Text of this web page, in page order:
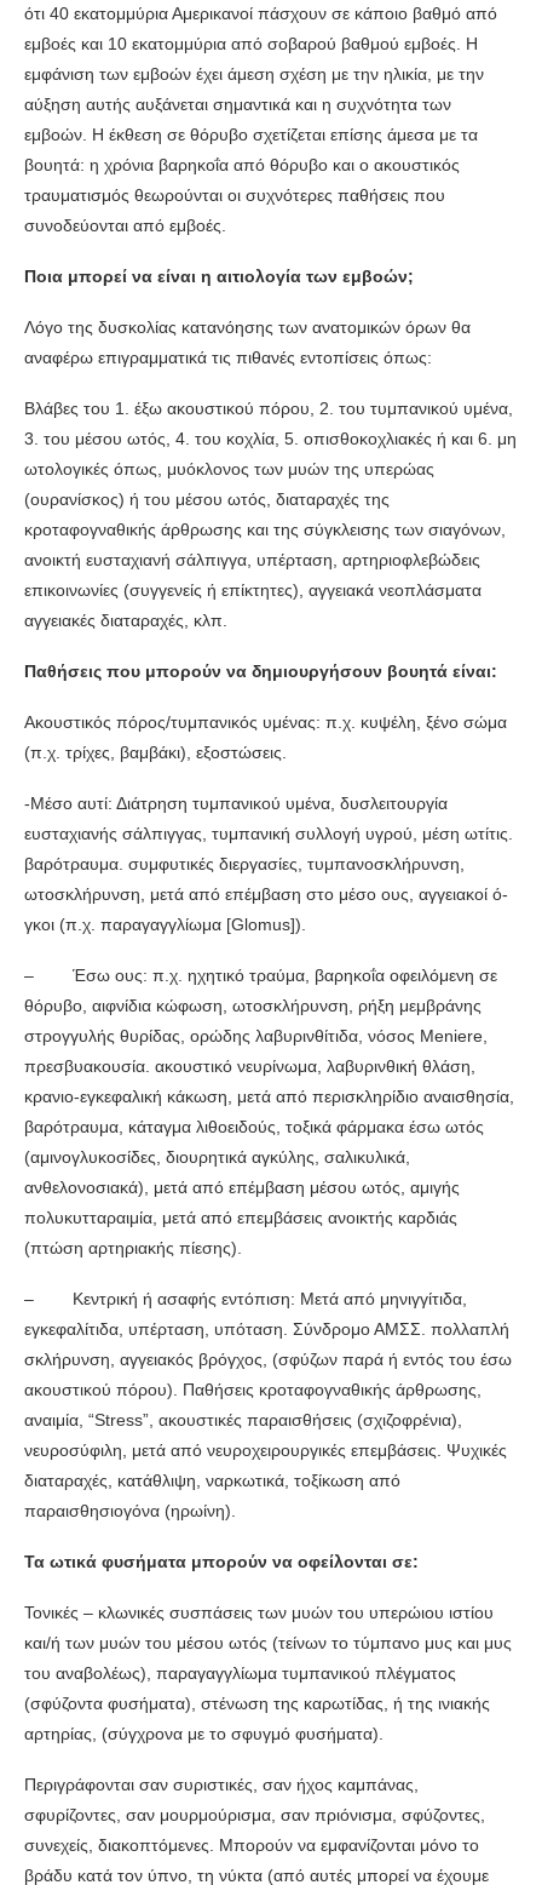
ότι 40 εκατομμύρια Αμερικανοί πάσχουν σε κάποιο βαθμό από
εμβοές και 10 εκατομμύρια από σοβαρού βαθμού εμβοές. Η
εμφάνιση των εμβοών έχει άμεση σχέση με την ηλικία, με την
αύξηση αυτής αυξάνεται σημαντικά και η συχνότητα των
εμβοών. Η έκθεση σε θόρυβο σχετίζε­ται επίσης άμεσα με τα
βουητά: η χρόνια βαρηκοΐα από θόρυβο και ο ακουστικός
τραυματισμός θεωρούνται οι συχνότερες παθήσεις που
συνοδεύονται από εμβοές.
Ποια μπορεί να είναι η αιτιολογία των εμβοών;
Λόγο της δυσκολίας κατανόησης των ανατομικών όρων θα
αναφέρω επιγραμματικά τις πιθανές εντοπίσεις όπως:
Βλάβες του 1. έξω ακουστικού πόρου, 2. του τυμπανικού υμένα,
3. του μέσου ωτός, 4. του κοχλία, 5. οπισθοκοχλιακές ή και 6. μη
ωτολογικές όπως, μυόκλονος των μυών της υπερώας
(ουρανίσκος) ή του μέσου ωτός, διαταραχές της
κροταφογναθικής άρθρωσης και της σύγκλεισης των σιαγόνων,
ανοικτή ευσταχιανή σάλπιγγα, υπέρταση, αρτηριοφλεβώδεις
επικοινωνίες (συγγενείς ή επίκτητες), αγγειακά νεοπλάσματα
αγγειακές διαταραχές, κλπ.
Παθήσεις που μπορούν να δημιουργήσουν βουητά είναι:
Ακουστικός πόρος/τυμπανικός υμένας: π.χ. κυψέλη, ξένο σώμα
(π.χ. τρίχες, βαμβά­κι), εξοστώσεις.
-Μέσο αυτί: Διάτρηση τυμπανικού υμένα, δυσλειτουργία
ευσταχιανής σάλπιγγας, τυμπανική συλλογή υγρού, μέση ωτίτις.
βαρότραυμα. συμφυτικές διεργασίες, τυ­μπανοσκλήρυνση,
ωτοσκλήρυνση, μετά από επέμβαση στο μέσο ους, αγγειακοί ό­
γκοι (π.χ. παραγαγγλίωμα [Glomus]).
– Έσω ους: π.χ. ηχητικό τραύμα, βαρηκοΐα οφειλόμενη σε
θόρυβο, αιφνίδια κώφω­ση, ωτοσκλήρυνση, ρήξη μεμβράνης
στρογγυλής θυρίδας, ορώδης λαβυρινθίτιδα, νόσος Meniere,
πρεσβυακουσία. ακουστικό νευρίνωμα, λαβυρινθική θλάση,
κρανιο-εγκεφαλική κάκωση, μετά από περισκληρίδιο αναισθησία,
βαρότραυμα, κάταγμα λιθοει­δούς, τοξικά φάρμακα έσω ωτός
(αμινογλυκοσίδες, διουρητικά αγκύλης, σαλικυλι­κά,
ανθελονοσιακά), μετά από επέμβαση μέσου ωτός, αμιγής
πολυκυτταραιμία, με­τά από επεμβάσεις ανοικτής καρδιάς
(πτώση αρτηριακής πίεσης).
– Κεντρική ή ασαφής εντόπιση: Μετά από μηνιγγίτιδα,
εγκεφαλίτιδα, υπέρταση, υπό­ταση. Σύνδρομο ΑΜΣΣ. πολλαπλή
σκλήρυνση, αγγειακός βρόγχος, (σφύζων παρά ή εντός του έσω
ακουστικού πόρου). Παθήσεις κροταφογναθικής άρθρωσης,
αναι­μία, “Stress”, ακουστικές παραισθήσεις (σχιζοφρένια),
νευροσύφιλη, μετά από νευ­ροχειρουργικές επεμβάσεις. Ψυχικές
διαταραχές, κατάθλιψη, ναρκωτικά, τοξίκωση από
παραισθησιογόνα (ηρωίνη).
Τα ωτικά φυσήματα μπορούν να οφείλονται σε:
Τονικές – κλωνικές συσπάσεις των μυών του υπερώιου ιστίου
και/ή των μυών του μέσου ωτός (τείνων το τύμπανο μυς και μυς
του αναβολέως), παραγαγγλίωμα τυ­μπανικού πλέγματος
(σφύζοντα φυσήματα), στένωση της καρωτίδας, ή της ινια­κής
αρτηρίας, (σύγχρονα με το σφυγμό φυσήματα).
Περιγράφονται σαν συριστικές, σαν ήχος καμπάνας,
σφυρίζοντες, σαν μουρμούρισμα, σαν πριόνισμα, σφύζοντες,
συνεχείς, διακοπτόμενες. Μπορούν να εμφανίζονται μόνο το
βράδυ κατά τον ύπνο, τη νύκτα (από αυτές μπορεί να έχουμε